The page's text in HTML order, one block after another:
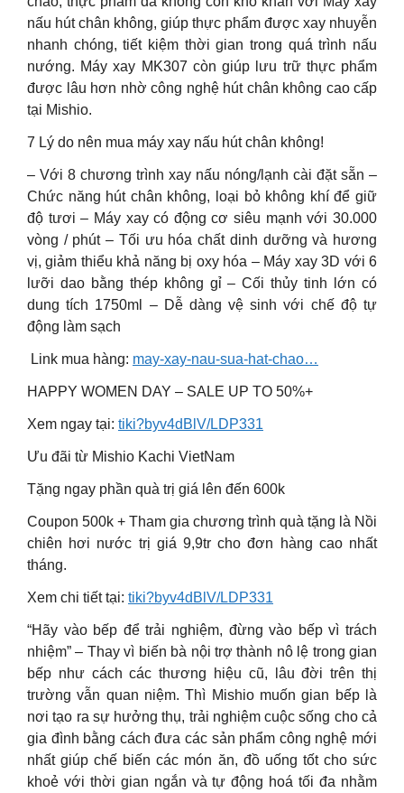
nấu hút chân không, giúp thực phẩm được xay nhuyễn
nhanh chóng, tiết kiệm thời gian trong quá trình nấu
nướng. Máy xay MK307 còn giúp lưu trữ thực phẩm
được lâu hơn nhờ công nghệ hút chân không cao cấp
tại Mishio.
7 Lý do nên mua máy xay nấu hút chân không!
– Với 8 chương trình xay nấu nóng/lạnh cài đặt sẵn –
Chức năng hút chân không, loại bỏ không khí để giữ
độ tươi – Máy xay có động cơ siêu mạnh với 30.000
vòng / phút – Tối ưu hóa chất dinh dưỡng và hương
vị, giảm thiểu khả năng bị oxy hóa – Máy xay 3D với 6
lưỡi dao bằng thép không gỉ – Cối thủy tinh lớn có
dung tích 1750ml – Dễ dàng vệ sinh với chế độ tự
động làm sạch
️ Link mua hàng: may-xay-nau-sua-hat-chao…
HAPPY WOMEN DAY – SALE UP TO 50%+
Xem ngay tại: tiki?byv4dBlV/LDP331
Ưu đãi từ Mishio Kachi VietNam
Tặng ngay phần quà trị giá lên đến 600k
Coupon 500k + Tham gia chương trình quà tặng là Nồi
chiên hơi nước trị giá 9,9tr cho đơn hàng cao nhất
tháng.
Xem chi tiết tại: tiki?byv4dBlV/LDP331
“Hãy vào bếp để trải nghiệm, đừng vào bếp vì trách
nhiệm” – Thay vì biến bà nội trợ thành nô lệ trong gian
bếp như cách các thương hiệu cũ, lâu đời trên thị
trường vẫn quan niệm. Thì Mishio muốn gian bếp là
nơi tạo ra sự hưởng thụ, trải nghiệm cuộc sống cho cả
gia đình bằng cách đưa các sản phẩm công nghệ mới
nhất giúp chế biến các món ăn, đồ uống tốt cho sức
khoẻ với thời gian ngắn và tự động hoá tối đa nhằm